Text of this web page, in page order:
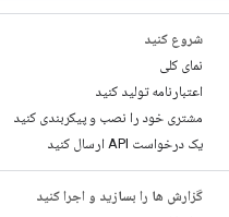
شروع کنید
نمای کلی
اعتبارنامه تولید کنید
مشتری خود را نصب و پیکربندی کنید
یک درخواست API ارسال کنید
گزارش ها را بسازید و اجرا کنید